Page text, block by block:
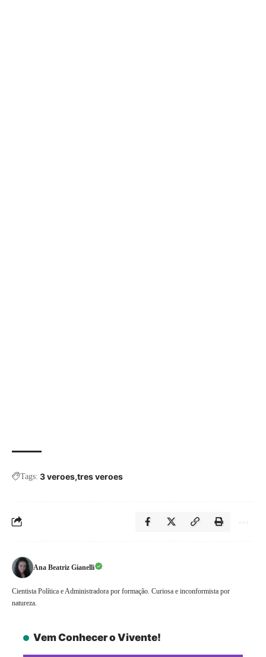
Tags: 3 veroes tres veroes
Ana Beatriz Gianelli
Cientista Política e Administradora por formação. Curiosa e inconformista por
natureza.
Vem Conhecer o Vivente!